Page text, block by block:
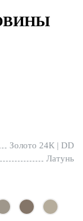
Золото 24К | DD
Латунь